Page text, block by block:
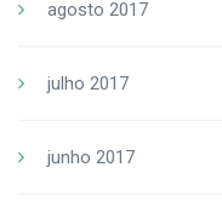
agosto 2017
julho 2017
junho 2017